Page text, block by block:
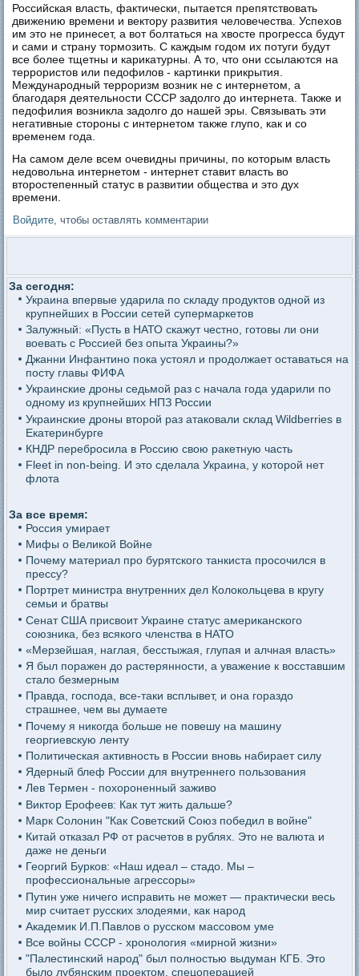
Российская власть, фактически, пытается препятствовать
движению времени и вектору развития человечества. Успехов
им это не принесет, а вот болтаться на хвосте прогресса будут
и сами и страну тормозить. С каждым годом их потуги будут
все более тщетны и карикатурны. А то, что они ссылаются на
террористов или педофилов - картинки прикрытия.
Международный терроризм возник не с интернетом, а
благодаря деятельности СССР задолго до интернета. Также и
педофилия возникла задолго до нашей эры. Связывать эти
негативные стороны с интернетом также глупо, как и со
временем года.
На самом деле всем очевидны причины, по которым власть
недовольна интернетом - интернет ставит власть во
второстепенный статус в развитии общества и это дух
времени.
Войдите , чтобы оставлять комментарии
За сегодня:
Украина впервые ударила по складу продуктов одной из
крупнейших в России сетей супермаркетов
Залужный: «Пусть в НАТО скажут честно, готовы ли они
воевать с Россией без опыта Украины?»
Джанни Инфантино пока устоял и продолжает оставаться на
посту главы ФИФА
Украинские дроны седьмой раз с начала года ударили по
одному из крупнейших НПЗ России
Украинские дроны второй раз атаковали склад Wildberries в
Екатеринбурге
КНДР перебросила в Россию свою ракетную часть
Fleet in non-being. И это сделала Украина, у которой нет
флота
За все время:
Россия умирает
Мифы о Великой Войне
Почему материал про бурятского танкиста просочился в
прессу?
Портрет министра внутренних дел Колокольцева в кругу
семьи и братвы
Сенат США присвоит Украине статус американского
союзника, без всякого членства в НАТО
«Мерзейшая, наглая, бесстыжая, глупая и алчная власть»
Я был поражен до растерянности, а уважение к восставшим
стало безмерным
Правда, господа, все-таки всплывет, и она гораздо
страшнее, чем вы думаете
Почему я никогда больше не повешу на машину
георгиевскую ленту
Политическая активность в России вновь набирает силу
Ядерный блеф России для внутреннего пользования
Лев Термен - похороненный заживо
Виктор Ерофеев: Как тут жить дальше?
Марк Солонин "Как Советский Союз победил в войне"
Китай отказал РФ от расчетов в рублях. Это не валюта и
даже не деньги
Георгий Бурков: «Наш идеал – стадо. Мы –
профессиональные агрессоры»
Путин уже ничего исправить не может — практически весь
мир считает русских злодеями, как народ
Академик И.П.Павлов о русском массовом уме
Все войны СССР - хронология «мирной жизни»
"Палестинский народ" был полностью выдуман КГБ. Это
было лубянским проектом, спецоперацией